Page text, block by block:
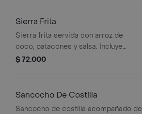
Sierra Frita
Sierra frita servida con arroz de
coco, patacones y salsa. Incluye
rodajas de limón y cilantro fresco.
$ 72.000
Sancocho De Costilla
Sancocho de costilla acompañado de